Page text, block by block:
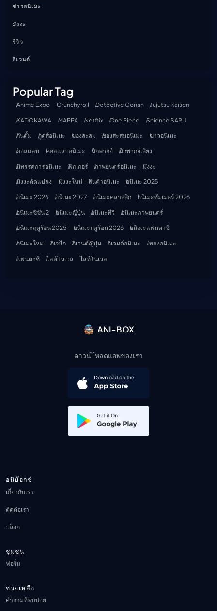
ข่าวอนิเมะ
มังงะ
รีวิว
อีเวนต์
Popular Tag
Anime Expo Crunchyroll Detective Conan
Jujutsu Kaisen
KADOKAWA
MAPPA Netflix One Piece
Science SARU
กันดั้ม
กูดส์อนิเมะ ของสะสม ของสะสมอนิเมะ
ข่าวอนิเมะ
คอลแลบ
คอลแลบอนิเมะ นักพากย์
นักพากย์เสียง
นิทรรศการอนิเมะ
ฟิกเกอร์ ภาพยนตร์อนิเมะ
มังงะ
มังงะดัดแปลง
มังงะใหม่ สินค้าอนิเมะ
อนิเมะ 2025
อนิเมะ 2026
อนิเมะ 2027 อนิเมะคลาสสิก
อนิเมะซัมเมอร์ 2026
อนิเมะซีซัน 2
อนิเมะญี่ปุ่น อนิเมะทีวี
อนิเมะภาพยนตร์
อนิเมะฤดูร้อน 2025
อนิเมะฤดูร้อน 2026
อนิเมะแฟนตาซี
อนิเมะใหม่
อิเซไก อีเวนต์ญี่ปุ่น อีเวนต์อนิเมะ
เพลงอนิเมะ
แฟนตาซี
ไลต์โนเวล ไลท์โนเวล
ANI-BOX
ดาวน์โหลดแอพของเรา
อนิบ๊อกช์
เกี่ยวกับเรา
ติดต่อเรา
บล็อก
ชุมชน
ฟอรั่ม
ช่วยเหลือ
คำถามที่พบบ่อย